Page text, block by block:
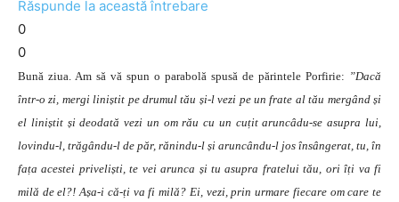
Răspunde la această întrebare
0
0
Bună ziua. Am să vă spun o parabolă spusă de părintele Porfirie: ”Dacă
într-o zi, mergi liniștit pe drumul tău și-l vezi pe un frate al tău mergând și
el liniștit și deodată vezi un om rău cu un cuțit aruncâdu-se asupra lui,
lovindu-l, trăgându-l de păr, rănindu-l și aruncându-l jos însângerat, tu, în
fața acestei priveliști, te vei arunca și tu asupra fratelui tău, ori îți va fi
milă de el?! Așa-i că-ți va fi milă? Ei, vezi, prin urmare fiecare om care te